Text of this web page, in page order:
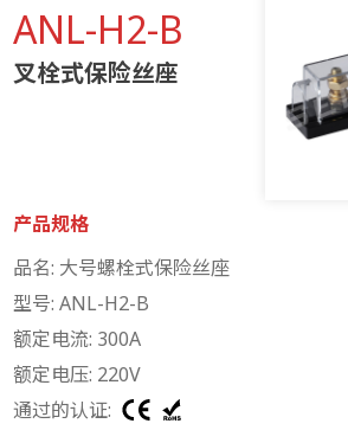
ANL-H2-B
叉栓式保险丝座
产品规格
品名: 大号螺栓式保险丝座
型号: ANL-H2-B
额定电流: 300A
额定电压: 220V
通过的认证: